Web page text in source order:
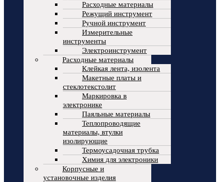
Расходные материалы
Режущий инструмент
Ручной инструмент
Измерительные
инструменты
Электроинструмент
Расходные материалы
Клейкая лента, изолента
Макетные платы и
стеклотекстолит
Маркировка в
электронике
Паяльные материалы
Теплопроводящие
материалы, втулки
изолирующие
Термоусадочная трубка
Химия для электроники
Корпусные и
установочные изделия